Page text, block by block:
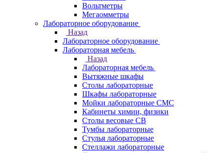
Вольтметры
Мегаомметры
Лабораторное оборудование
Назад
Лабораторное оборудование
Лабораторная мебель
Назад
Лабораторная мебель
Вытяжные шкафы
Столы лабораторные
Шкафы лабораторные
Мойки лабораторные СМС
Кабинеты химии, физики
Столы весовые СВ
Тумбы лабораторные
Стулья лабораторные
Стеллажи лабораторные